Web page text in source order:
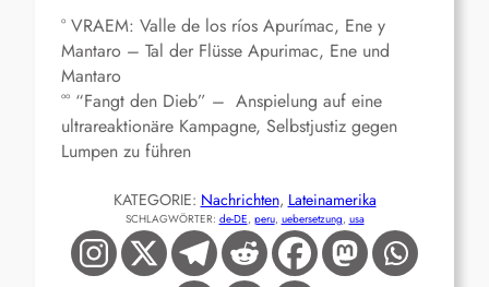
° VRAEM: Valle de los ríos Apurímac, Ene y
Mantaro – Tal der Flüsse Apurimac, Ene und
Mantaro
°° “Fangt den Dieb” – Anspielung auf eine
ultrareaktionäre Kampagne, Selbstjustiz gegen
Lumpen zu führen
KATEGORIE: Nachrichten, Lateinamerika
SCHLAGWÖRTER: de-DE, peru, uebersetzung, usa